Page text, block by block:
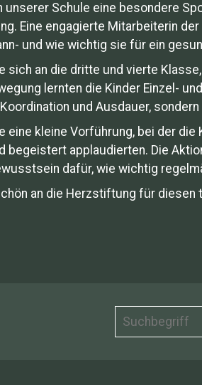
unserer Schule eine besondere
Eine engagierte Mitarbeiterin
und wie wichtig sie für ein
sich an die dritte und vierte
lernten die Kinder Einzel-
und Ausdauer,
eine kleine Vorführung, bei der
begeistert applaudierten. Die
dafür, wie wichtig
an die Herzstiftung für diesen